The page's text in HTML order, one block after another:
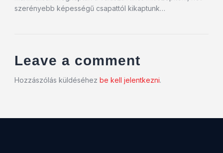
szerényebb képességű csapattól kikaptunk…
Leave a comment
Hozzászólás küldéséhez be kell jelentkezni.